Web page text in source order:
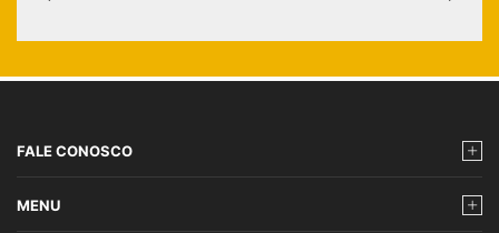
FALE CONOSCO
MENU